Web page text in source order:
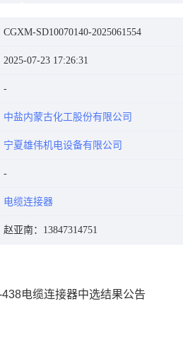
CGXM-SD10070140-2025061554
2025-07-23 17:26:31
中盐内蒙古化工股份有限公司
宁夏雄伟机电设备有限公司
电缆连接器
赵亚南：13847314751
电缆连接器中选结果公告